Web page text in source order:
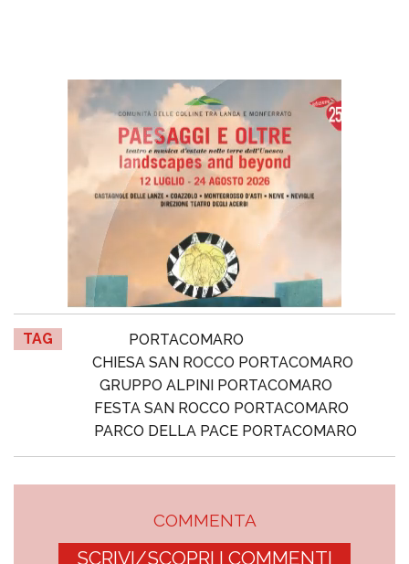
TAG
PORTACOMARO
CHIESA SAN ROCCO PORTACOMARO
GRUPPO ALPINI PORTACOMARO
FESTA SAN ROCCO PORTACOMARO
PARCO DELLA PACE PORTACOMARO
COMMENTA
SCRIVI/SCOPRI I COMMENTI